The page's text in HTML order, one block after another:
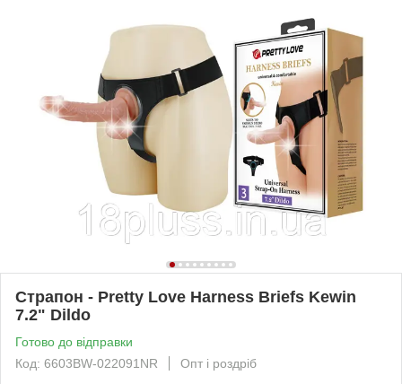
Страпон - Pretty Love Harness Briefs Kewin
7.2" Dildo
Готово до відправки
Код: 6603BW-022091NR
Опт і роздріб